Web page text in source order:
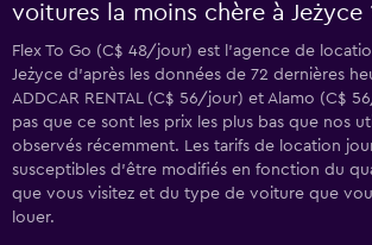
voitures la moins chère à Jeżyce
Flex To Go (C$ 48/jour) est l’agence de
Jeżyce d’après les données de 72 dernières
ADDCAR RENTAL (C$ 56/jour) et Alamo (C$
pas que ce sont les prix les plus bas que nos
observés récemment. Les tarifs de location
susceptibles d’être modifiés en fonction du
que vous visitez et du type de voiture que
louer.